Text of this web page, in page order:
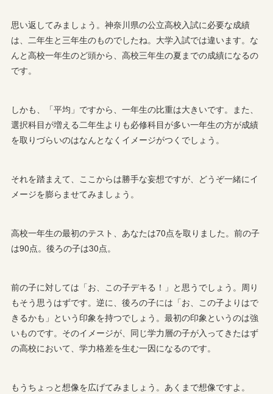
思い返してみましょう。神奈川県の公立高校入試に必要な成績
は、二年生と三年生のものでしたね。大学入試では違います。な
んと高校一年生のど頭から、高校三年生の夏までの成績になるの
です。
しかも、「平均」ですから、一年生の比重は大きいです。また、
選択科目が増える二年生よりも必修科目が多い一年生の方が成績
を取りづらいのはなんとなくイメージがつくでしょう。
それを踏まえて、ここからは勝手な妄想ですが、どうぞ一緒にイ
メージを膨らませてみましょう。
高校一年生の最初のテスト、あなたは70点を取りました。前の子
は90点。後ろの子は30点。
前の子に対しては「お、この子デキる！」と思うでしょう。周り
もそう思うはずです。逆に、後ろの子には「お、この子よりはで
きるかも」という印象を持つでしょう。最初の印象というのは強
いものです。そのイメージが、同じ学力層の子が入ってきたはず
の高校において、学力格差を生む一因になるのです。
もうちょっと想像を広げてみましょう。あくまで想像ですよ。